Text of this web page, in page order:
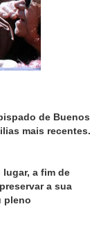
de Buenos
mais recentes.
a fim de
a sua
pleno